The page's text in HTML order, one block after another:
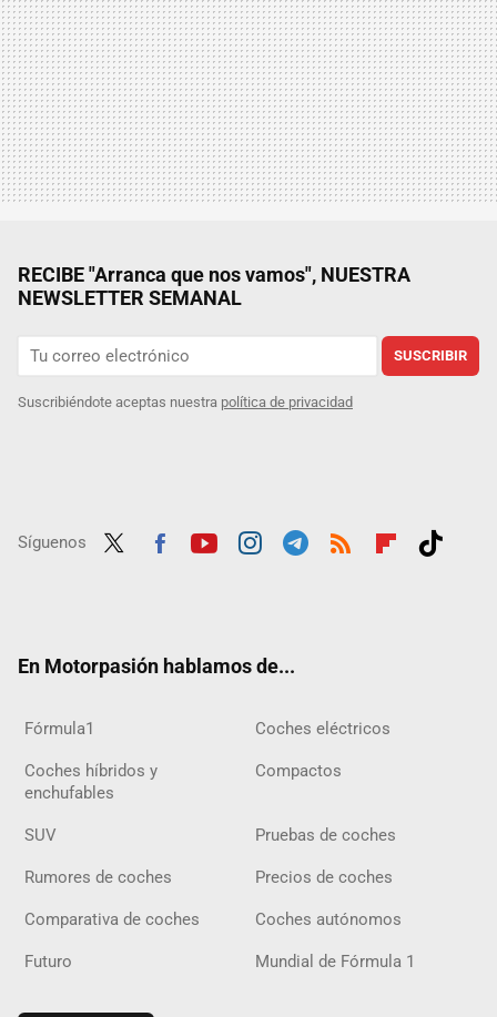
RECIBE "Arranca que nos vamos", NUESTRA
NEWSLETTER SEMANAL
SUSCRIBIR
Suscribiéndote aceptas nuestra política de privacidad
Síguenos
En Motorpasión hablamos de...
Fórmula1 Coches eléctricos
Coches híbridos y
enchufables
Compactos
SUV Pruebas de coches
Rumores de coches Precios de coches
Comparativa de coches Coches autónomos
Futuro Mundial de Fórmula 1